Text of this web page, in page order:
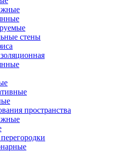
стены
пространства